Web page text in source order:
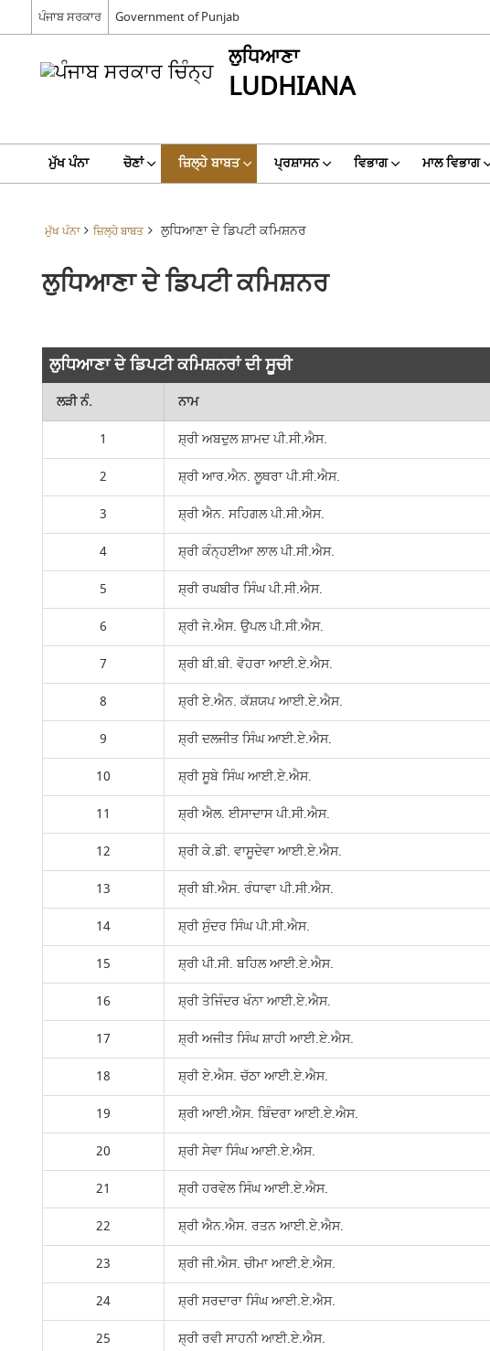
ਪੰਜਾਬ ਸਰਕਾਰ Government of Punjab
ਲੁਧਿਆਣਾ
LUDHIANA
ਮੁੱਖ ਪੰਨਾ ਚੋਣਾਂ ਜ਼ਿਲ੍ਹੇ ਬਾਬਤ ਪ੍ਰਸ਼ਾਸਨ ਵਿਭਾਗ ਮਾਲ ਵਿਭਾਗ
ਮੁੱਖ ਪੰਨਾ ਜ਼ਿਲ੍ਹੇ ਬਾਬਤ ਲੁਧਿਆਣਾ ਦੇ ਡਿਪਟੀ ਕਮਿਸ਼ਨਰ
ਲੁਧਿਆਣਾ ਦੇ ਡਿਪਟੀ ਕਮਿਸ਼ਨਰ
ਲੁਧਿਆਣਾ ਦੇ ਡਿਪਟੀ ਕਮਿਸ਼ਨਰਾਂ ਦੀ ਸੂਚੀ
ਲੜੀ ਨੰ. ਨਾਮ
1
ਸ਼੍ਰੀ ਅਬਦੁਲ ਸ਼ਾਮਦ ਪੀ.ਸੀ.ਐਸ.
2
ਸ਼੍ਰੀ ਆਰ.ਐਨ. ਲੂਥਰਾ ਪੀ.ਸੀ.ਐਸ.
3
ਸ਼੍ਰੀ ਐਨ. ਸਹਿਗਲ ਪੀ.ਸੀ.ਐਸ.
4
ਸ਼੍ਰੀ ਕੰਨ੍ਹਈਆ ਲਾਲ ਪੀ.ਸੀ.ਐਸ.
5
ਸ਼੍ਰੀ ਰਘਬੀਰ ਸਿੰਘ ਪੀ.ਸੀ.ਐਸ.
6
ਸ਼੍ਰੀ ਜੇ.ਐਸ. ਉਪਲ ਪੀ.ਸੀ.ਐਸ.
7
ਸ਼੍ਰੀ ਬੀ.ਬੀ. ਵੋਹਰਾ ਆਈ.ਏ.ਐਸ.
8
ਸ਼੍ਰੀ ਏ.ਐਨ. ਕੱਸ਼ਯਪ ਆਈ.ਏ.ਐਸ.
9
ਸ਼੍ਰੀ ਦਲਜੀਤ ਸਿੰਘ ਆਈ.ਏ.ਐਸ.
10
ਸ਼੍ਰੀ ਸੂਬੇ ਸਿੰਘ ਆਈ.ਏ.ਐਸ.
11
ਸ਼੍ਰੀ ਐਲ. ਈਸਾਦਾਸ ਪੀ.ਸੀ.ਐਸ.
12
ਸ਼੍ਰੀ ਕੇ.ਡੀ. ਵਾਸੂਦੇਵਾ ਆਈ.ਏ.ਐਸ.
13
ਸ਼੍ਰੀ ਬੀ.ਐਸ. ਰੰਧਾਵਾ ਪੀ.ਸੀ.ਐਸ.
14
ਸ਼੍ਰੀ ਸੁੰਦਰ ਸਿੰਘ ਪੀ.ਸੀ.ਐਸ.
15
ਸ਼੍ਰੀ ਪੀ.ਸੀ. ਬਹਿਲ ਆਈ.ਏ.ਐਸ.
16
ਸ਼੍ਰੀ ਤੇਜਿੰਦਰ ਖੰਨਾ ਆਈ.ਏ.ਐਸ.
17
ਸ਼੍ਰੀ ਅਜੀਤ ਸਿੰਘ ਸ਼ਾਹੀ ਆਈ.ਏ.ਐਸ.
18
ਸ਼੍ਰੀ ਏ.ਐਸ. ਚੱਠਾ ਆਈ.ਏ.ਐਸ.
19
ਸ਼੍ਰੀ ਆਈ.ਐਸ. ਬਿੰਦਰਾ ਆਈ.ਏ.ਐਸ.
20
ਸ਼੍ਰੀ ਸੇਵਾ ਸਿੰਘ ਆਈ.ਏ.ਐਸ.
21
ਸ਼੍ਰੀ ਹਰਵੇਲ ਸਿੰਘ ਆਈ.ਏ.ਐਸ.
22
ਸ਼੍ਰੀ ਐਨ.ਐਸ. ਰਤਨ ਆਈ.ਏ.ਐਸ.
23
ਸ਼੍ਰੀ ਜੀ.ਐਸ. ਚੀਮਾ ਆਈ.ਏ.ਐਸ.
24
ਸ਼੍ਰੀ ਸਰਦਾਰਾ ਸਿੰਘ ਆਈ.ਏ.ਐਸ.
25
ਸ਼੍ਰੀ ਰਵੀ ਸਾਹਨੀ ਆਈ.ਏ.ਐਸ.